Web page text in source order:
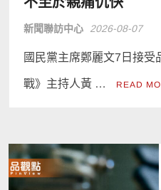
新聞聯訪中心 2026-08-07
國民黨主席鄭麗文7日接
戰》主持人黃 … READ